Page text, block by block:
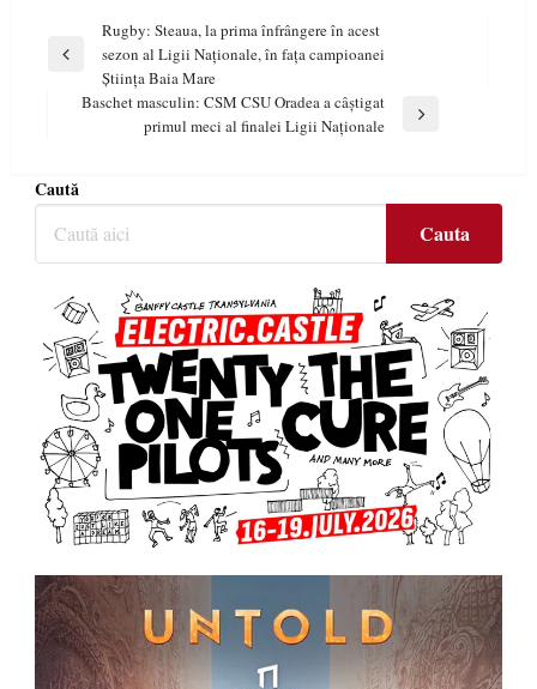
Navigare
în
articole
Previous
Rugby: Steaua, la prima înfrângere în acest
sezon al Ligii Naţionale, în faţa campioanei
Ştiinţa Baia Mare
Baschet masculin: CSM CSU Oradea a câştigat
primul meci al finalei Ligii Naţionale
Caută
Cauta